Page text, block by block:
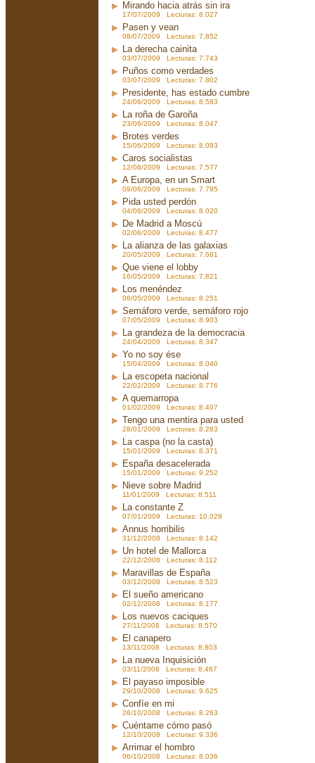
Mirando hacia atrás sin ira
17/07/2009 Lecturas: 8.027
Pasen y vean
08/07/2009 Lecturas: 7.852
La derecha cainita
03/07/2009 Lecturas: 7.743
Puños como verdades
03/07/2009 Lecturas: 7.802
Presidente, has estado cumbre
24/06/2009 Lecturas: 8.583
La roña de Garoña
23/06/2009 Lecturas: 8.047
Brotes verdes
15/06/2009 Lecturas: 8.093
Caros socialistas
12/06/2009 Lecturas: 7.577
A Europa, en un Smart
09/06/2009 Lecturas: 7.795
Pida usted perdón
04/06/2009 Lecturas: 8.020
De Madrid a Moscú
02/06/2009 Lecturas: 8.477
La alianza de las galaxias
20/05/2009 Lecturas: 7.681
Que viene el lobby
16/05/2009 Lecturas: 7.821
Los menéndez
08/05/2009 Lecturas: 8.251
Semáforo verde, semáforo rojo
07/05/2009 Lecturas: 8.903
La grandeza de la democracia
24/04/2009 Lecturas: 8.347
Yo no soy ése
15/04/2009 Lecturas: 8.040
La escopeta nacional
22/02/2009 Lecturas: 8.776
A quemarropa
01/02/2009 Lecturas: 8.407
Tengo una mentira para usted
28/01/2009 Lecturas: 8.283
La caspa (no la casta)
15/01/2009 Lecturas: 8.371
España desacelerada
15/01/2009 Lecturas: 9.252
Nieve sobre Madrid
11/01/2009 Lecturas: 8.511
La constante Z
07/01/2009 Lecturas: 10.028
Annus horribilis
31/12/2008 Lecturas: 8.142
Un hotel de Mallorca
22/12/2008 Lecturas: 8.112
Maravillas de España
03/12/2008 Lecturas: 8.523
El sueño americano
02/12/2008 Lecturas: 8.177
Los nuevos caciques
27/11/2008 Lecturas: 8.570
El canapero
13/11/2008 Lecturas: 8.803
La nueva Inquisición
03/11/2008 Lecturas: 8.467
El payaso imposible
29/10/2008 Lecturas: 9.625
Confíe en mi
26/10/2008 Lecturas: 8.263
Cuéntame cómo pasó
12/10/2008 Lecturas: 9.336
Arrimar el hombro
06/10/2008 Lecturas: 8.036